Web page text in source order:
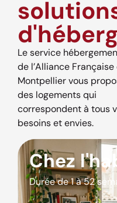
Le service
de l’Alliance Française
Montpellier vous
des logements qui
correspondent à tous
besoins et envies.
Chez
Durée de 1 à 52